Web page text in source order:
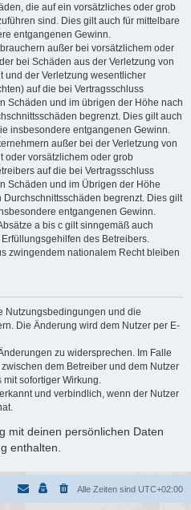
die auf ein vorsätzliches oder grob
sind. Dies gilt auch für mittelbare
entgangenen Gewinn.
außer bei vorsätzlichem oder
bei Schäden aus der Verletzung von
und der Verletzung wesentlicher
auf die bei Vertragsschluss
Schäden und im übrigen der Höhe nach
begrenzt. Dies gilt auch
insbesondere entgangenen Gewinn.
außer bei der Verletzung von
oder vorsätzlichem oder grob
auf die bei Vertragsschluss
Schäden und im Übrigen der Höhe
begrenzt. Dies gilt
entgangenen Gewinn.
a bis c gilt sinngemäß auch
des Betreibers.
zwingendem nationalem Recht bleiben
Nutzungsbedingungen und die
Die Änderung wird dem Nutzer per E-
zu widersprechen. Im Falle
dem Betreiber und dem Nutzer
sofortiger Wirkung.
und verbindlich, wenn der Nutzer
mit deinen persönlichen Daten
enthalten.
Alle Zeiten sind UTC+02:00